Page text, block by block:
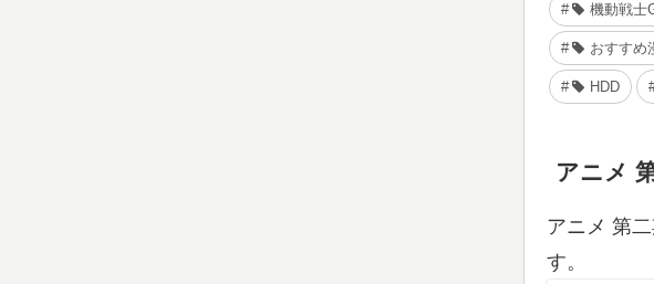
機動戦士
おすすめ
HDD
アニメ
アニメ 第
す。